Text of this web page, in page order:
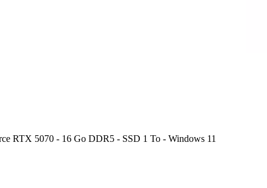
RTX 5070 - 16 Go DDR5 - SSD 1 To - Windows 11